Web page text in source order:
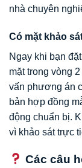
nhà chuyên
Có mặt khảo
Ngay khi bạn
mặt trong vòng
vấn phương án
bản hợp đồng
động chuẩn bị.
vì khảo sát trực
Các câu